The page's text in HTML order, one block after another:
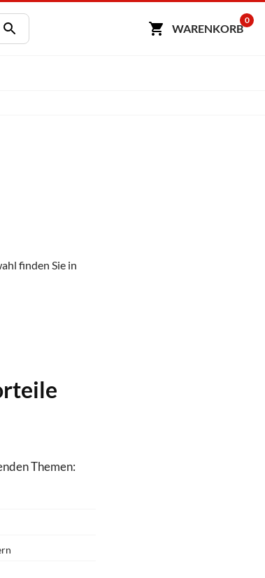
WARENKORB
0
finden Sie in
Themen: